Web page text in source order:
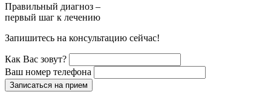
Правильный диагноз –
первый шаг к лечению
Запишитесь на консультацию сейчас!
Как Вас зовут?
Ваш номер телефона
Записаться на прием